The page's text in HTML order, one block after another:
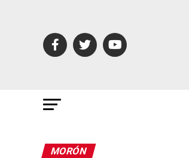
MORÓN